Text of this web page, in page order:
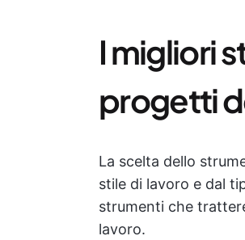
I migliori
progetti
La scelta dello
stile di lavoro e dal
strumenti che
lavoro.